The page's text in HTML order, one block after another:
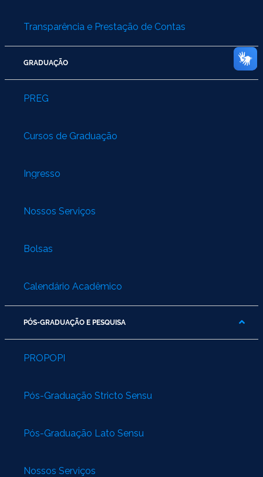
Transparência e Prestação de Contas
GRADUAÇÃO
PREG
Cursos de Graduação
Ingresso
Nossos Serviços
Bolsas
Calendário Acadêmico
PÓS-GRADUAÇÃO E PESQUISA
PROPOPI
Pós-Graduação Stricto Sensu
Pós-Graduação Lato Sensu
Nossos Serviços